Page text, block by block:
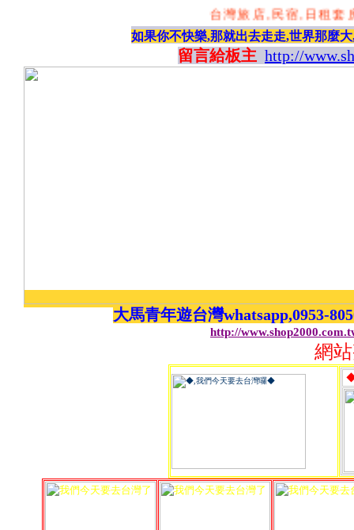
台灣旅店,民宿,日租套
如果你不快樂,那就出去走走,世界那麼
留言給板主 http://
大馬青年遊台灣whatsapp,0953-
http://
網
◆